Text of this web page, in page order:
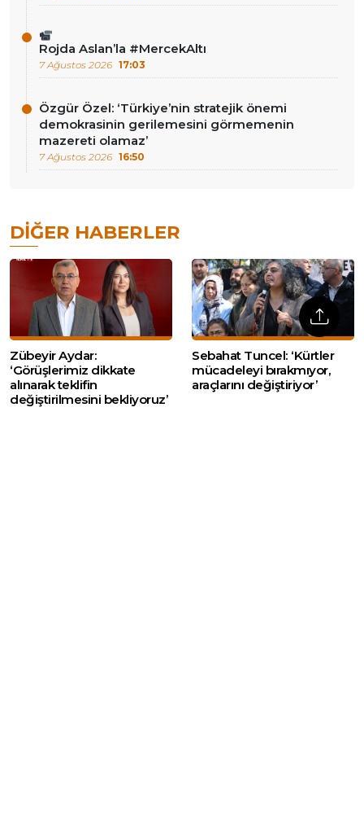
Rojda Aslan’la #MercekAltı
7 Ağustos 2026 17:03
Özgür Özel: ‘Türkiye’nin stratejik önemi
demokrasinin gerilemesini görmemenin
mazereti olamaz’
7 Ağustos 2026 16:50
DIĞER HABERLER
Zübeyir Aydar:
‘Görüşlerimiz dikkate
alınarak teklifin
değiştirilmesini bekliyoruz’
Sebahat Tuncel: ‘Kürtler
mücadeleyi bırakmıyor,
araçlarını değiştiriyor’